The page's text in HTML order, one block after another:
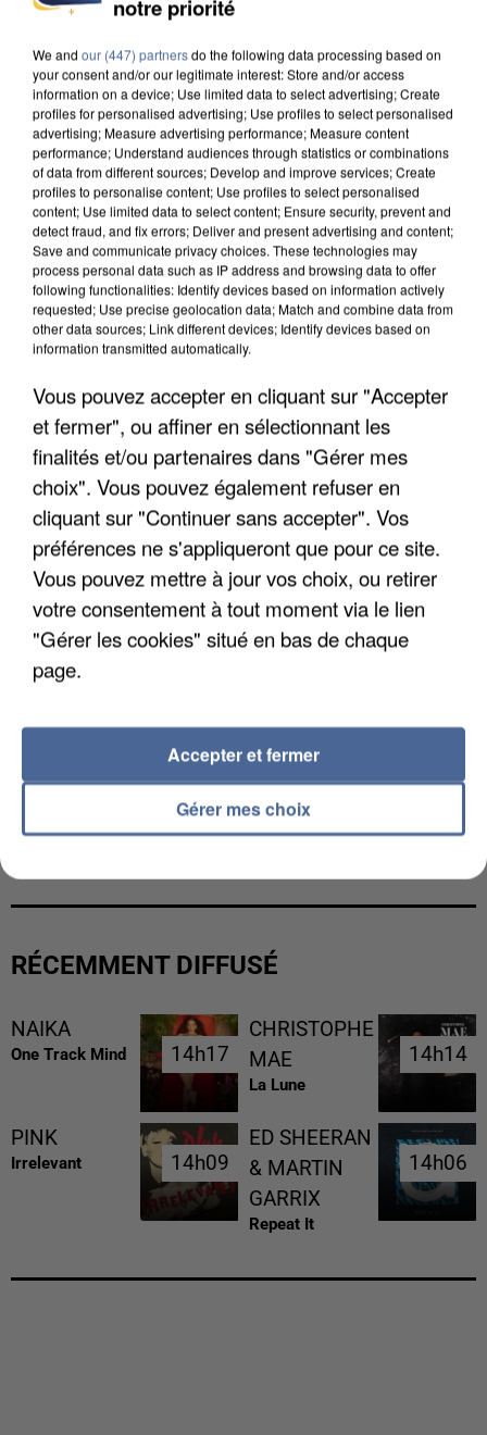
INTERPELLÉ EN ALGÉRIE
UNE TOURISTE DE L’OISE EMPORTÉE PAR UNE
COULÉE DE BOUE EN HAUTE-SAVOIE
RÉCEMMENT DIFFUSÉ
NAIKA
One Track Mind 14h17
14h17
CHRISTOPHE
MAE
La Lune
14h14
14h14
PINK
Irrelevant 14h09
14h09
ED SHEERAN
& MARTIN
GARRIX
Repeat It
14h06
14h06
notre priorité
We and our (447) partnersdo the following data processing based on
your consent and/or our legitimate interest: Store and/or access
information on a device; Use limited data to select advertising; Create
profiles for personalised advertising; Use profiles to select personalised
advertising; Measure advertising performance; Measure content
performance; Understand audiences through statistics or combinations
of data from different sources; Develop and improve services; Create
profiles to personalise content; Use profiles to select personalised
content; Use limited data to select content; Ensure security, prevent and
detect fraud, and fix errors; Deliver and present advertising and content;
Save and communicate privacy choices. These technologies may
process personal data such as IP address and browsing data to offer
following functionalities: Identify devices based on information actively
requested; Use precise geolocation data; Match and combine data from
other data sources; Link different devices; Identify devices based on
information transmitted automatically.
Vous pouvez accepter en cliquant sur "Accepter
et fermer", ou affiner en sélectionnant les
finalités et/ou partenaires dans "Gérer mes
choix". Vous pouvez également refuser en
cliquant sur "Continuer sans accepter". Vos
préférences ne s'appliqueront que pour ce site.
Vous pouvez mettre à jour vos choix, ou retirer
votre consentement à tout moment via le lien
"Gérer les cookies" situé en bas de chaque
page.
Gérer mes choix
Accepter et fermer